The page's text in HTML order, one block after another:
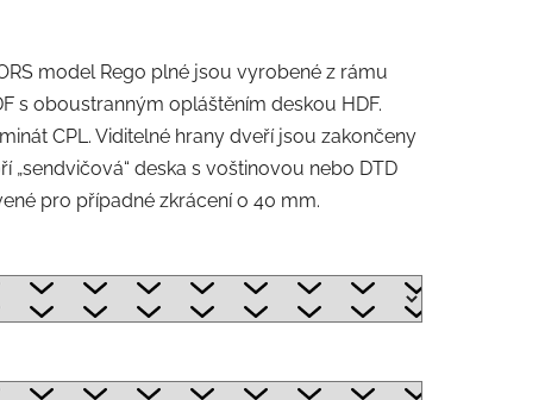
model Rego plné jsou vyrobené z rámu
s oboustranným opláštěním deskou HDF.
CPL. Viditelné hrany dveří jsou zakončeny
„sendvičová“ deska s voštinovou nebo DTD
pro případné zkrácení o 40 mm.